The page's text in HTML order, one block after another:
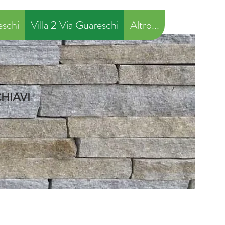
Villa 2 Via Guareschi Altro...